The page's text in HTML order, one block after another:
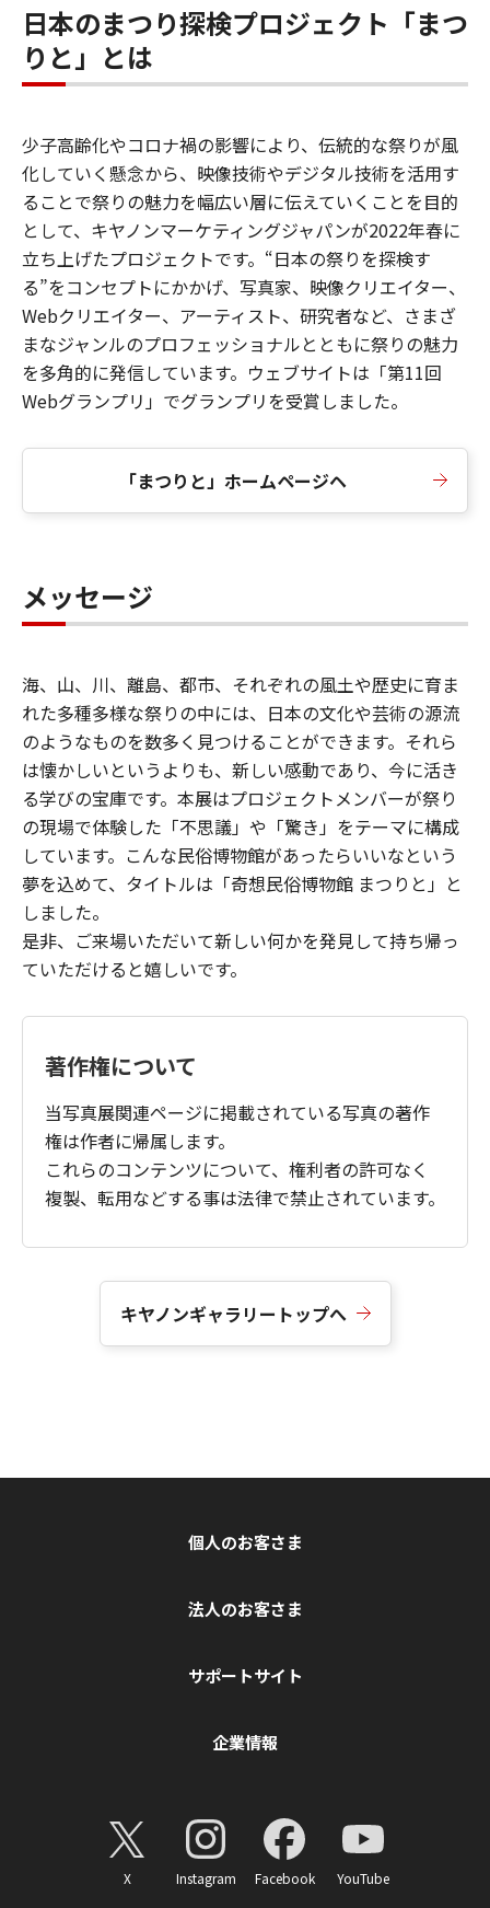
日本のまつり探検プロジェクト「まつ
りと」とは
少子高齢化やコロナ禍の影響により、伝統的な祭りが風
化していく懸念から、映像技術やデジタル技術を活用す
ることで祭りの魅力を幅広い層に伝えていくことを目的
として、キヤノンマーケティングジャパンが2022年春に
立ち上げたプロジェクトです。“日本の祭りを探検す
る”をコンセプトにかかげ、写真家、映像クリエイター、
Webクリエイター、アーティスト、研究者など、さまざ
まなジャンルのプロフェッショナルとともに祭りの魅力
を多角的に発信しています。ウェブサイトは「第11回
Webグランプリ」でグランプリを受賞しました。
「まつりと」ホームページヘ
メッセージ
海、山、川、離島、都市、それぞれの風土や歴史に育ま
れた多種多様な祭りの中には、日本の文化や芸術の源流
のようなものを数多く見つけることができます。それら
は懐かしいというよりも、新しい感動であり、今に活き
る学びの宝庫です。本展はプロジェクトメンバーが祭り
の現場で体験した「不思議」や「驚き」をテーマに構成
しています。こんな民俗博物館があったらいいなという
夢を込めて、タイトルは「奇想民俗博物館 まつりと」と
しました。
是非、ご来場いただいて新しい何かを発見して持ち帰っ
ていただけると嬉しいです。
著作権について
当写真展関連ページに掲載されている写真の著作
権は作者に帰属します。
これらのコンテンツについて、権利者の許可なく
複製、転用などする事は法律で禁止されています。
キヤノンギャラリートップへ
個人のお客さま
法人のお客さま
サポートサイト
企業情報
X Instagram Facebook YouTube